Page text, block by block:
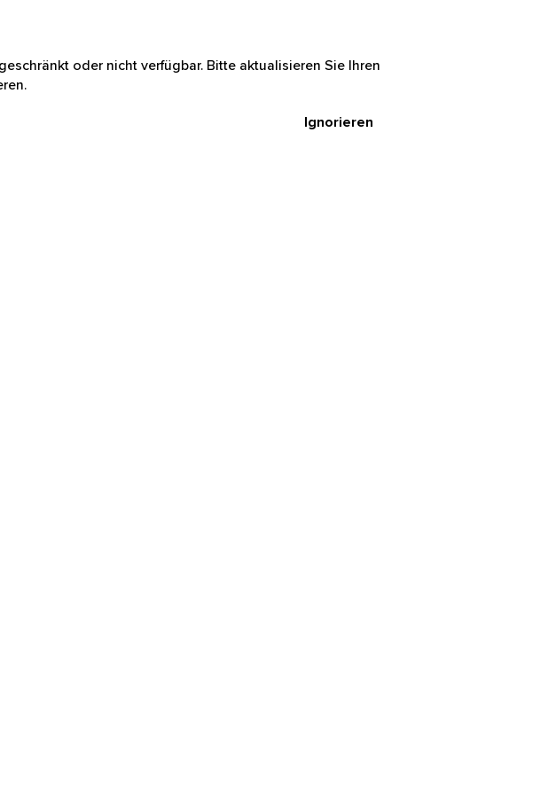
oder nicht verfügbar. Bitte aktualisieren Sie Ihren
Ignorieren